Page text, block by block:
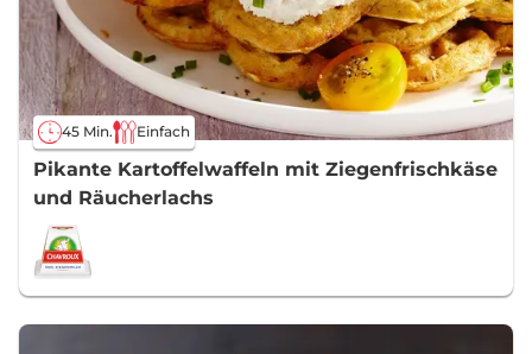
45 Min. Einfach
Pikante Kartoffelwaffeln mit Ziegenfrischkäse
und Räucherlachs